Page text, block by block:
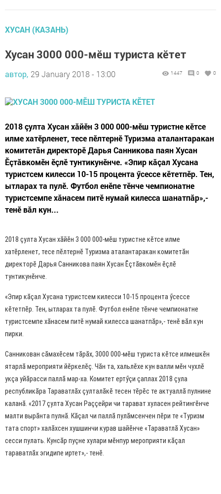
ХУСАН (КАЗАНЬ)
Хусан 3000 000-мӗш туриста кӗтет
автор, 29 January 2018 - 13:00 1447 0 0
2018 çулта Хусан хăйӗн 3 000 000-мӗш туристне кӗтсе
илме хатӗрленет, тесе пӗлтернӗ Туризма аталантаракан
комитетăн директорӗ Дарья Санникова паян Хусан
Ӗçтăвкомӗн ӗçлӗ тунтикунӗнче. «Эпир кăçал Хусана
туристсем килесси 10-15 процента ӳсессе кӗтетпӗр. Тен,
ытларах та пулӗ. Футбол енӗпе тӗнче чемпионатне
туристсемпе хăнасем питӗ нумай килесса шанатпăр»,-
тенӗ вăл кун...
2018 çулта Хусан хăйӗн 3 000 000-мӗш туристне кӗтсе илме
хатӗрленет, тесе пӗлтернӗ Туризма аталантаракан комитетăн
директорӗ Дарья Санникова паян Хусан Ӗçтăвкомӗн ӗçлӗ
тунтикунӗнче.
«Эпир кăçал Хусана туристсем килесси 10-15 процента ӳсессе
кӗтетпӗр. Тен, ытларах та пулӗ. Футбол енӗпе тӗнче чемпионатне
туристсемпе хăнасем питӗ нумай килесса шанатпăр»,- тенӗ вăл кун
пирки.
Санникован сăмахӗсем тăрăх, 3000 000-мӗш туриста кӗтсе илмешкӗн
ятарлă мероприяти йӗркелӗç. Чăн та, хальлӗхе кун валли мӗн чухлӗ
укçа уйăрасси паллă мар-ха. Комитет ертӳçи çаплах 2018 çула
республикăра Тараватлăх çулталăкӗ тесен тӗрӗс те актуаллă пулнине
каланă. «2017 çулта Хусан Раççейри чи тарават хуласен рейтингӗнче
малти вырăнта пулнă. Кăçал чи паллă пулăмсенчен пӗри те «Туризм
тата спорт» халăхсен хушшинчи курав шайӗнче «Тараватлă Хусан»
сесси пулать. Кунсăр пуçне хулари мӗнпур мероприяти кăçал
тараватлăх эгидипе иртет»,- тенӗ.